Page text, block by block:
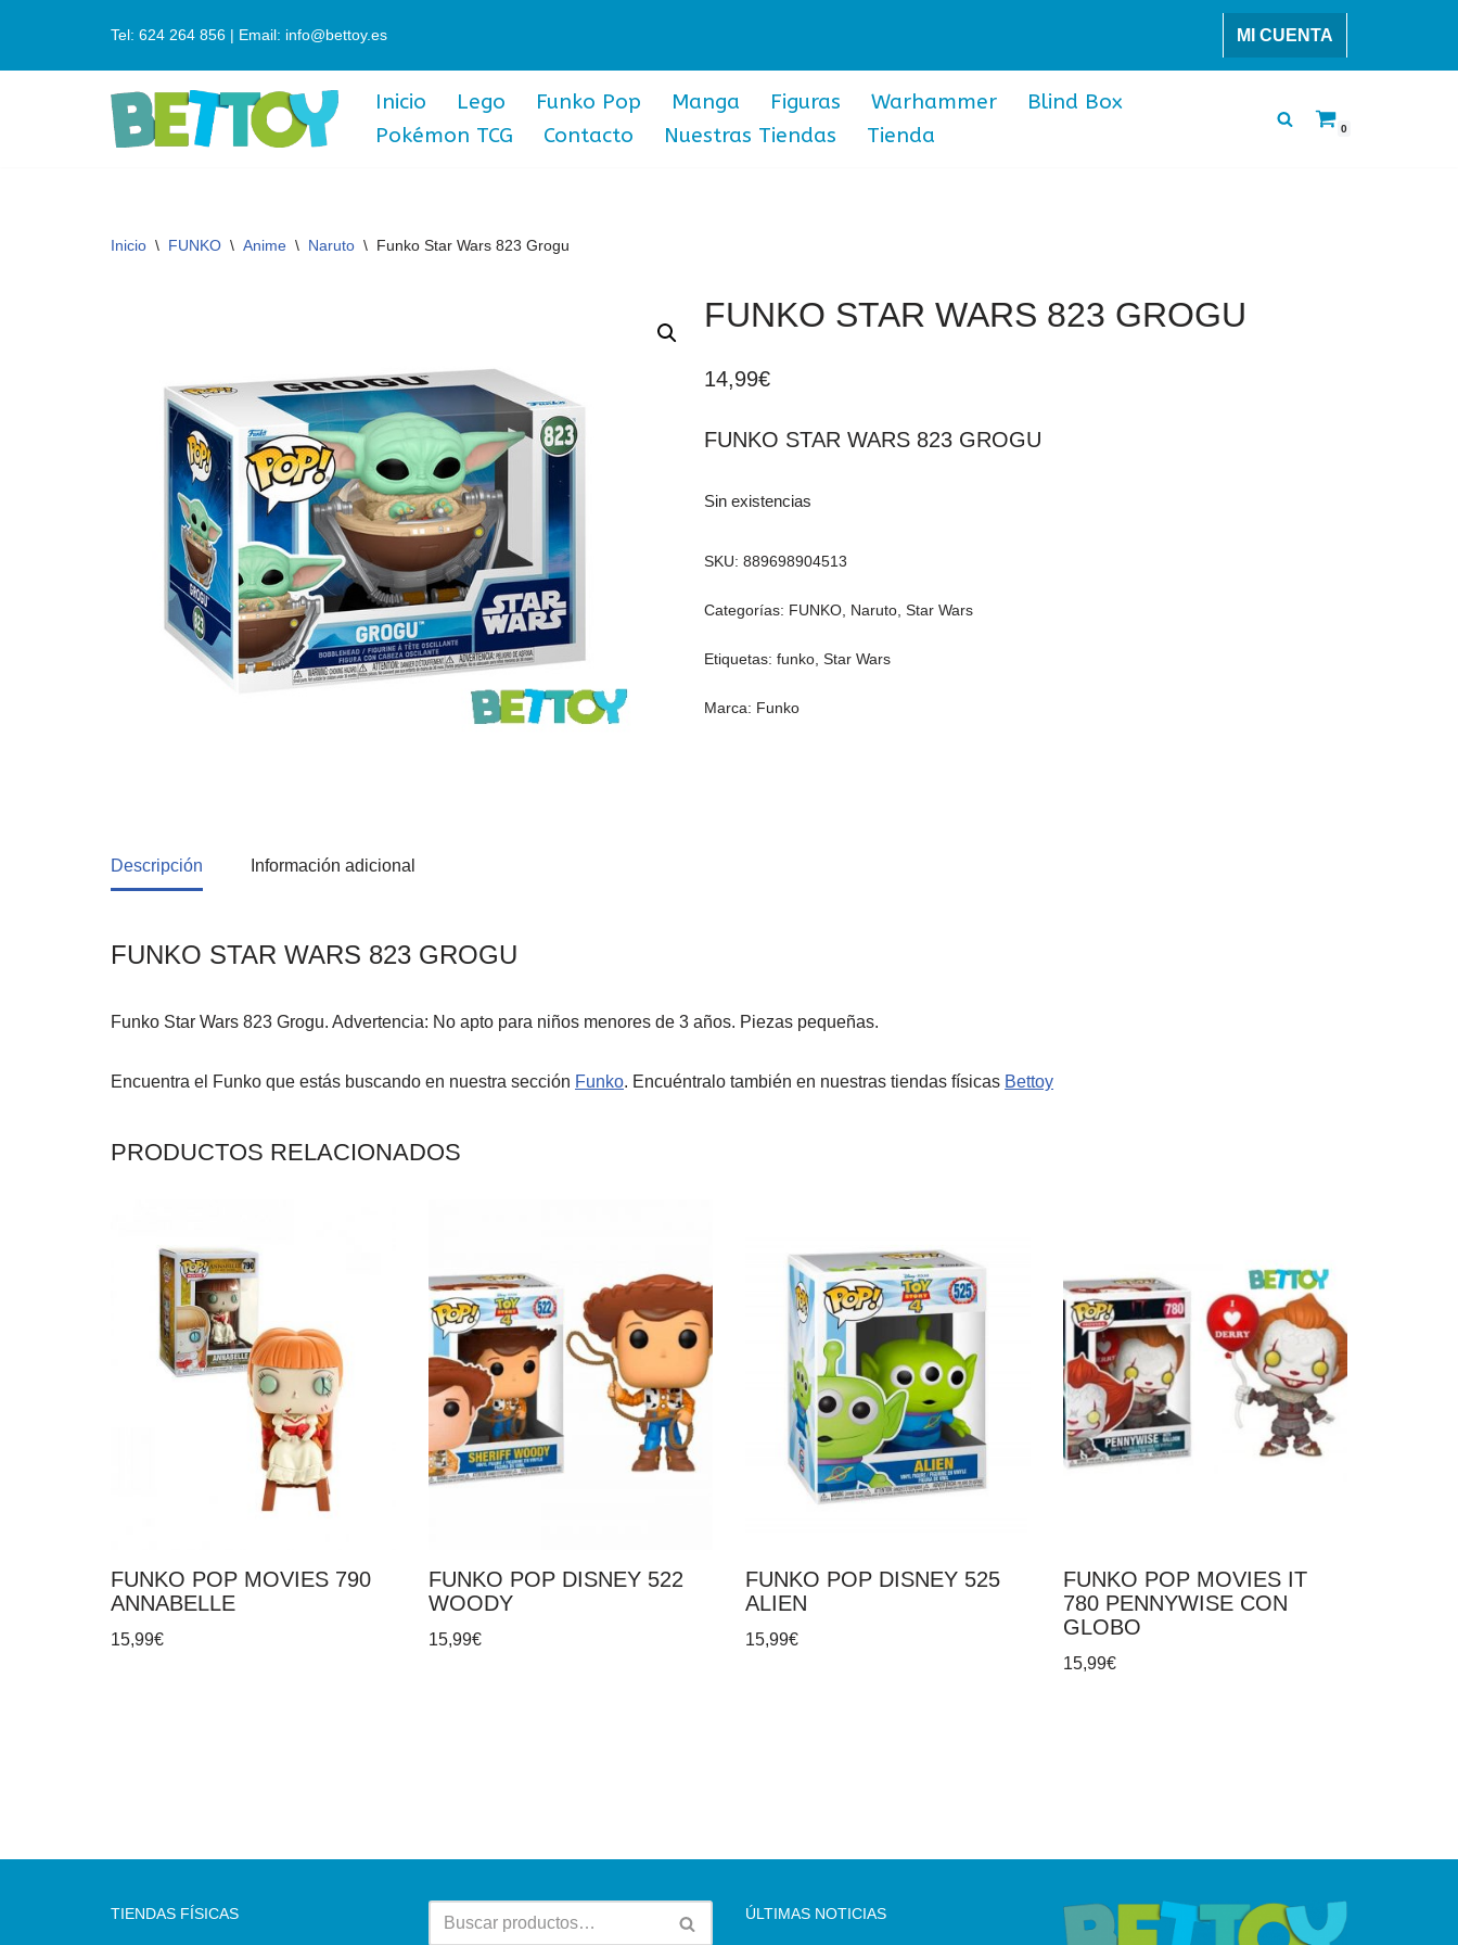
Tel: 624 264 856 | Email: info@bettoy.es MI CUENTA
Inicio Lego Funko Pop Manga Figuras Warhammer
Blind Box
Pokémon TCG
Contacto Nuestras Tiendas Tienda 0
Inicio \ FUNKO \ Anime \ Naruto \ Funko Star Wars 823 Grogu
FUNKO STAR WARS 823 GROGU
14,99€
FUNKO STAR WARS 823 GROGU
Sin existencias
SKU:889698904513
Categorías: FUNKO Naruto ,Star Wars
Etiquetas:funko ,Star Wars
Marca: Funko
Descripción Información adicional
FUNKO STAR WARS 823 GROGU
Funko Star Wars 823 Grogu. Advertencia: No apto para niños menores de 3 años. Piezas pequeñas.
Encuentra el Funko que estás buscando en nuestra sección Funko. Encuéntralo también en nuestras tiendas físicas Bettoy
PRODUCTOS RELACIONADOS
FUNKO POP MOVIES 790
ANNABELLE
15,99€
FUNKO POP DISNEY 522
WOODY
15,99€
FUNKO POP DISNEY 525
ALIEN
15,99€
FUNKO POP MOVIES IT
780 PENNYWISE CON
GLOBO
15,99€
TIENDAS FÍSICAS ÚLTIMAS NOTICIAS